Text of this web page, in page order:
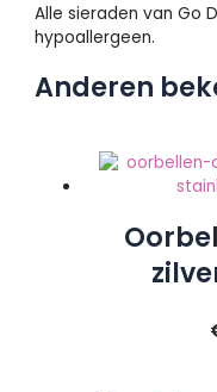
Alle sieraden van Go
hypoallergeen.
Anderen